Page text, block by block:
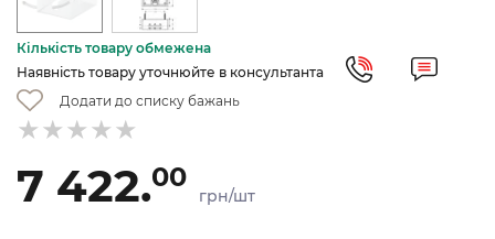
Кількість товару обмежена
Наявність товару уточнюйте в консультанта
Додати до списку бажань
7 422.00
грн/шт